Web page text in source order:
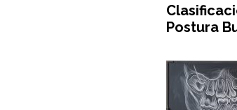
Postura